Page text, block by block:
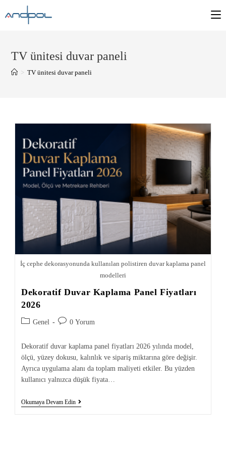
TV ünitesi duvar paneli
> TV ünitesi duvar paneli
İç cephe dekorasyonunda kullanılan polistiren duvar kaplama panel
modelleri
Dekoratif Duvar Kaplama Panel Fiyatları
2026
Genel 0 Yorum
Dekoratif duvar kaplama panel fiyatları 2026 yılında model,
ölçü, yüzey dokusu, kalınlık ve sipariş miktarına göre değişir.
Ayrıca uygulama alanı da toplam maliyeti etkiler. Bu yüzden
kullanıcı yalnızca düşük fiyata…
Okumaya Devam Edin